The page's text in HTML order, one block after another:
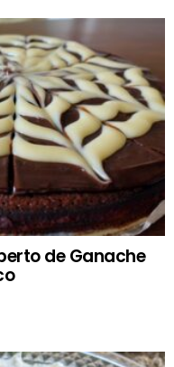
de Ganache